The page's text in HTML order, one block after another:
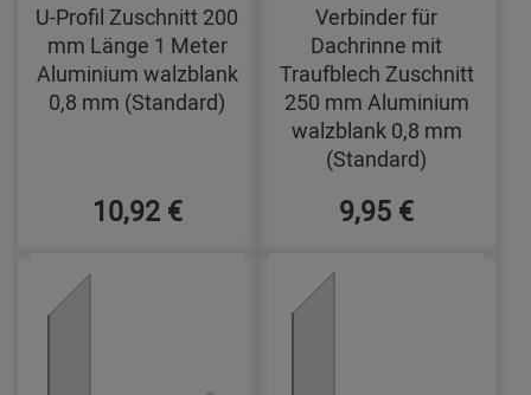
U-Profil Zuschnitt 200
mm Länge 1 Meter
Aluminium walzblank
0,8 mm (Standard)
10,92 €
Verbinder für
Dachrinne mit
Traufblech Zuschnitt
250 mm Aluminium
walzblank 0,8 mm
(Standard)
9,95 €